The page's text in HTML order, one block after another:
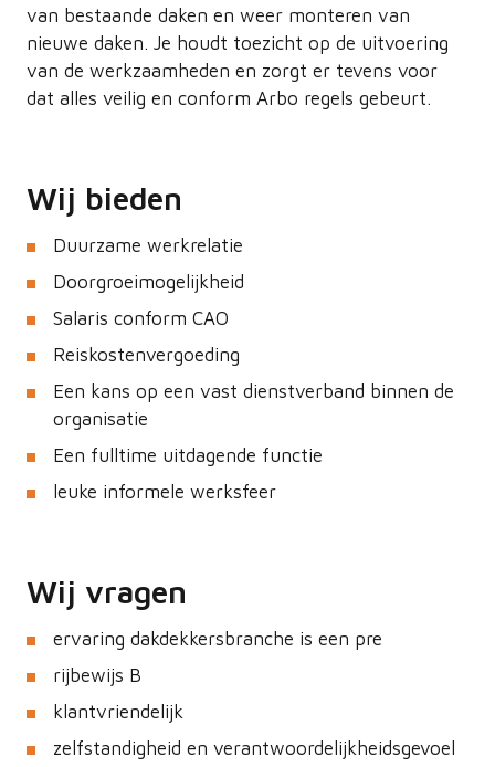
van bestaande daken en weer monteren van
nieuwe daken. Je houdt toezicht op de uitvoering
van de werkzaamheden en zorgt er tevens voor
dat alles veilig en conform Arbo regels gebeurt.
Wij bieden
Duurzame werkrelatie
Doorgroeimogelijkheid
Salaris conform CAO
Reiskostenvergoeding
Een kans op een vast dienstverband binnen de
organisatie
Een fulltime uitdagende functie
leuke informele werksfeer
Wij vragen
ervaring dakdekkersbranche is een pre
rijbewijs B
klantvriendelijk
zelfstandigheid en verantwoordelijkheidsgevoel